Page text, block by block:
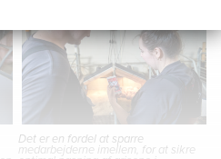
Det er en fordel at sparre
medarbejderne imellem, for at sikre